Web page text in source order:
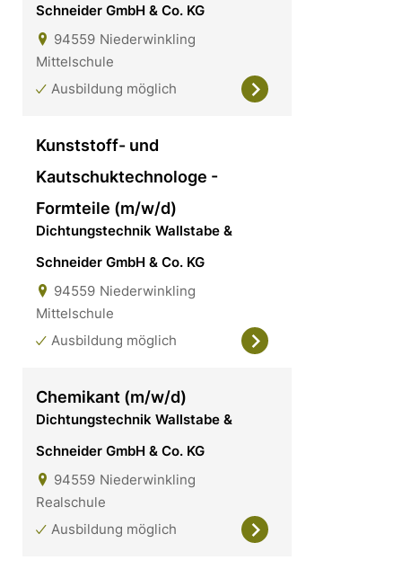
Schneider GmbH & Co. KG
94559 Niederwinkling
Mittelschule
Ausbildung möglich
Kunststoff- und
Kautschuktechnologe -
Formteile (m/w/d)
Dichtungstechnik Wallstabe &
Schneider GmbH & Co. KG
94559 Niederwinkling
Mittelschule
Ausbildung möglich
Chemikant (m/w/d)
Dichtungstechnik Wallstabe &
Schneider GmbH & Co. KG
94559 Niederwinkling
Realschule
Ausbildung möglich